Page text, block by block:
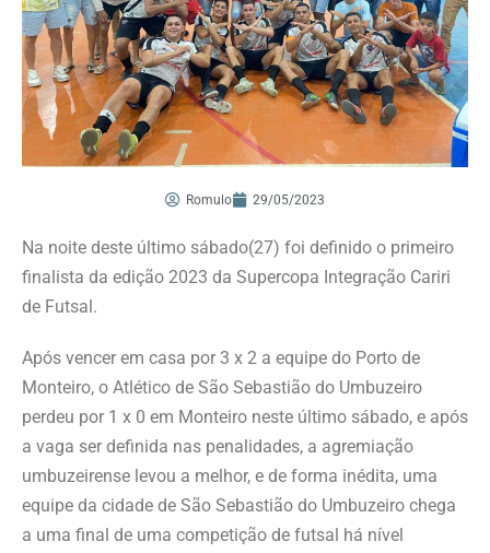
Romulo 29/05/2023
Na noite deste último sábado(27) foi definido o primeiro
finalista da edição 2023 da Supercopa Integração Cariri
de Futsal.
Após vencer em casa por 3 x 2 a equipe do Porto de
Monteiro, o Atlético de São Sebastião do Umbuzeiro
perdeu por 1 x 0 em Monteiro neste último sábado, e após
a vaga ser definida nas penalidades, a agremiação
umbuzeirense levou a melhor, e de forma inédita, uma
equipe da cidade de São Sebastião do Umbuzeiro chega
a uma final de uma competição de futsal há nível